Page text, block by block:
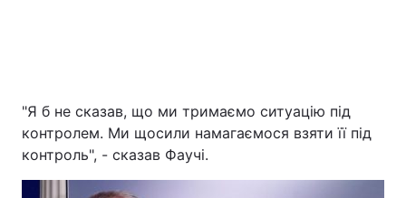
"Я б не сказав, що ми тримаємо ситуацію під
контролем. Ми щосили намагаємося взяти її під
контроль", - сказав Фаучі.